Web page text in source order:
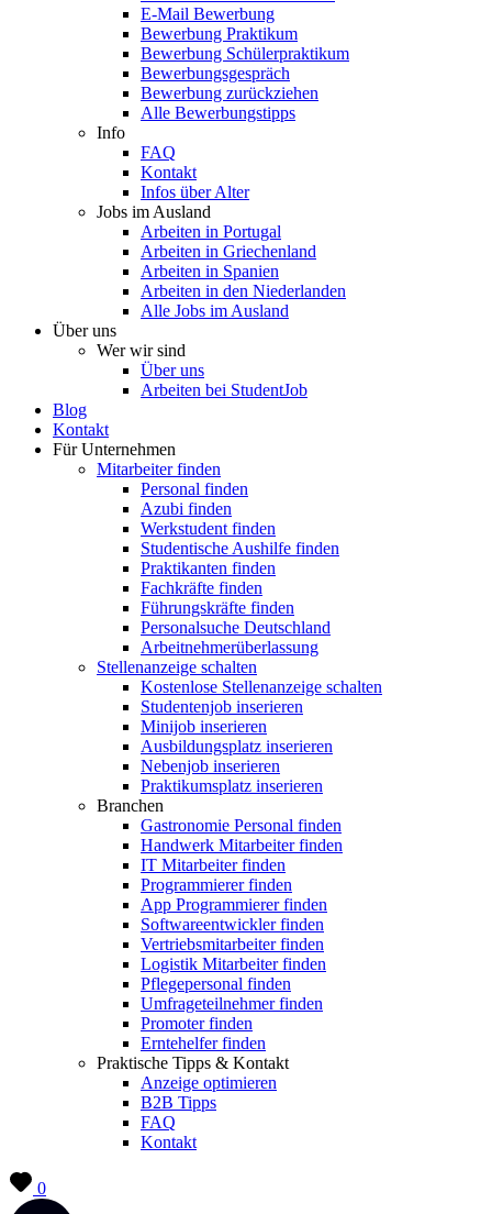
E-Mail Bewerbung
Bewerbung Praktikum
Bewerbung Schülerpraktikum
Bewerbungsgespräch
Bewerbung zurückziehen
Alle Bewerbungstipps
Info
FAQ
Kontakt
Infos über Alter
Jobs im Ausland
Arbeiten in Portugal
Arbeiten in Griechenland
Arbeiten in Spanien
Arbeiten in den Niederlanden
Alle Jobs im Ausland
Über uns
Wer wir sind
Über uns
Arbeiten bei StudentJob
Blog
Kontakt
Für Unternehmen
Mitarbeiter finden
Personal finden
Azubi finden
Werkstudent finden
Studentische Aushilfe finden
Praktikanten finden
Fachkräfte finden
Führungskräfte finden
Personalsuche Deutschland
Arbeitnehmerüberlassung
Stellenanzeige schalten
Kostenlose Stellenanzeige schalten
Studentenjob inserieren
Minijob inserieren
Ausbildungsplatz inserieren
Nebenjob inserieren
Praktikumsplatz inserieren
Branchen
Gastronomie Personal finden
Handwerk Mitarbeiter finden
IT Mitarbeiter finden
Programmierer finden
App Programmierer finden
Softwareentwickler finden
Vertriebsmitarbeiter finden
Logistik Mitarbeiter finden
Pflegepersonal finden
Umfrageteilnehmer finden
Promoter finden
Erntehelfer finden
Praktische Tipps & Kontakt
Anzeige optimieren
B2B Tipps
FAQ
Kontakt
0